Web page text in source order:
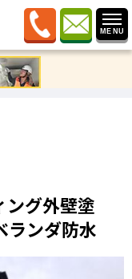
年サイディング外
水
グ外壁塗
ンダ防水